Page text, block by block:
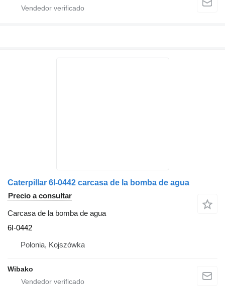
Caterpillar 6I-0442 carcasa de la bomba de agua
Precio a consultar
Carcasa de la bomba de agua
6I-0442
Polonia, Kojszówka
Wibako